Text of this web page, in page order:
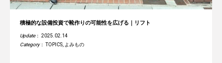
積極的な設備投資で靴作りの可能性を広げる｜リフト
Update： 2025.02.14
Category：TOPICS よみもの